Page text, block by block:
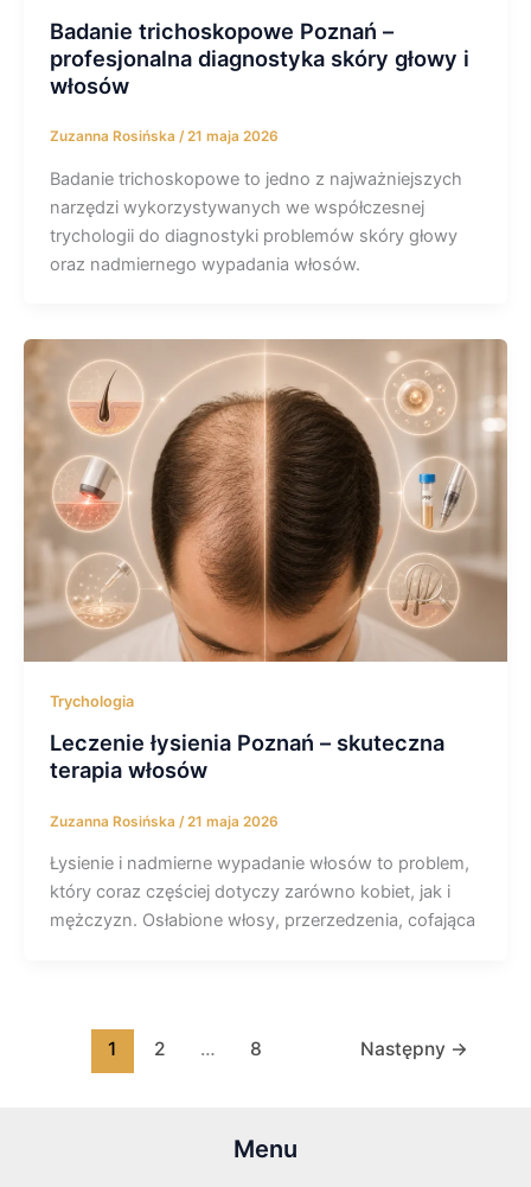
Badanie trichoskopowe Poznań –
profesjonalna diagnostyka skóry głowy i
włosów
Zuzanna Rosińska /21 maja 2026
Badanie trichoskopowe to jedno z najważniejszych
narzędzi wykorzystywanych we współczesnej
trychologii do diagnostyki problemów skóry głowy
oraz nadmiernego wypadania włosów.
Trychologia
Leczenie łysienia Poznań – skuteczna
terapia włosów
Zuzanna Rosińska /21 maja 2026
Łysienie i nadmierne wypadanie włosów to problem,
który coraz częściej dotyczy zarówno kobiet, jak i
mężczyzn. Osłabione włosy, przerzedzenia, cofająca
1 2 … 8 Następny →
Menu